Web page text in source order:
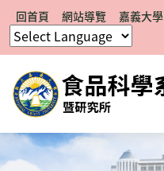
回首頁 網站導覽 嘉義大學